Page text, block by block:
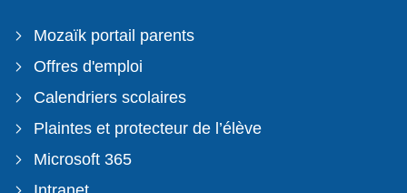
Mozaïk portail parents
Offres d'emploi
Calendriers scolaires
Plaintes et protecteur de l’élève
Microsoft 365